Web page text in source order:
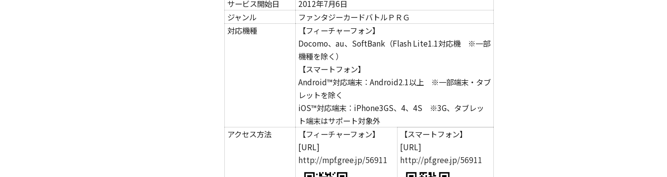
サービス開始日
2012年7月6日
ジャンル
ファンタジーカードバトルＰＲＧ
対応機種
【フィーチャーフォン】
Docomo、au、SoftBank（Flash Lite1.1対応機 ※一部
機種を除く）
【スマートフォン】
Android™対応端末：Android2.1以上 ※一部端末・タブ
レットを除く
iOS™対応端末：iPhone3GS、4、4S ※3G、タブレッ
ト端末はサポート対象外
アクセス方法
【フィーチャーフォン】
[URL]
http://mpf.gree.jp/56911
【スマートフォン】
[URL]
http://pf.gree.jp/56911